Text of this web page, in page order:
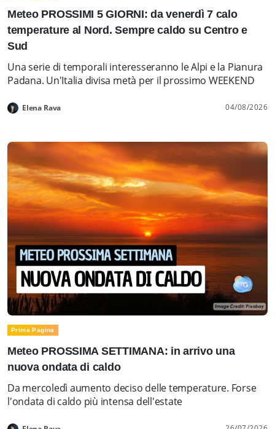
Meteo PROSSIMI 5 GIORNI: da venerdì 7 calo
temperature al Nord. Sempre caldo su Centro e
Sud
Una serie di temporali interesseranno le Alpi e la Pianura
Padana. Un'Italia divisa metà per il prossimo WEEKEND
Elena Rava 04/08/2026
Prima Pagina
Meteo PROSSIMA SETTIMANA: in arrivo una
nuova ondata di caldo
Da mercoledì aumento deciso delle temperature. Forse
l'ondata di caldo più intensa dell'estate